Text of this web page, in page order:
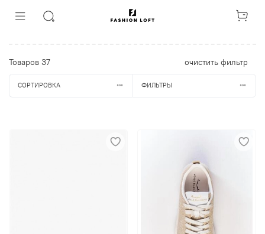
Товаров 37 очистить фильтр
СОРТИРОВКА ФИЛЬТРЫ